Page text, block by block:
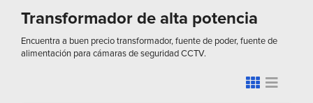
Transformador de alta potencia
Encuentra a buen precio transformador, fuente de poder, fuente de
alimentación para cámaras de seguridad CCTV.